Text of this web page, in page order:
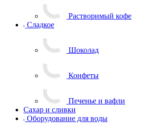
Растворимый кофе
Сладкое
Шоколад
Конфеты
Печенье и вафли
Сахар и сливки
Оборудование для воды